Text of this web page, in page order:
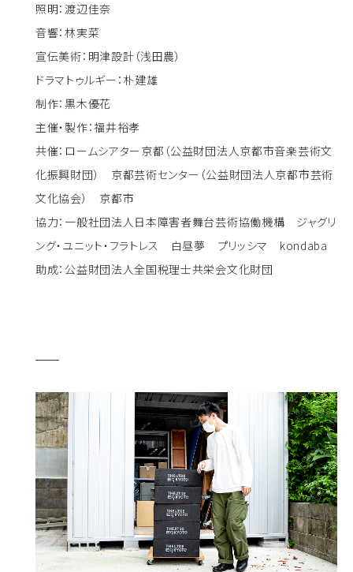
照明：渡辺佳奈
音響：林実菜
宣伝美術：明津設計（浅田農）
ドラマトゥルギー：朴建雄
制作：黒木優花
主催・製作：福井裕孝
共催：ロームシアター京都（公益財団法人京都市音楽芸術文
化振興財団） 京都芸術センター（公益財団法人京都市芸術
文化協会） 京都市
協力：一般社団法人日本障害者舞台芸術協働機構 ジャグリ
ング・ユニット・フラトレス 白昼夢 プリッシマ kondaba
助成：公益財団法人全国税理士共栄会文化財団